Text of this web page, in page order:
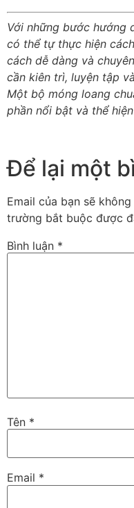
Với những bước hướng
có thể tự thực hiện
cách dễ dàng và
cần kiên trì, luyện tập
Một bộ móng loang
phần nổi bật và thể
Để lại một
Email của bạn sẽ
trường bắt buộc được
Bình luận *
Tên *
Email *